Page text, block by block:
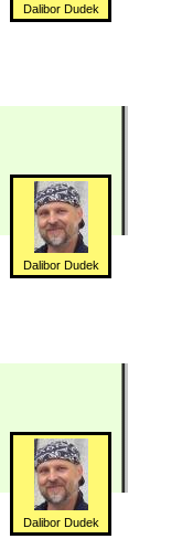
Dalibor Dudek
Dalibor Dudek
Dalibor Dudek